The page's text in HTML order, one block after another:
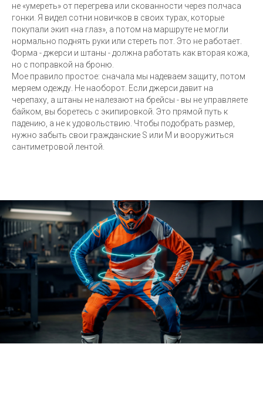
не «умереть» от перегрева или скованности через полчаса
гонки. Я видел сотни новичков в своих турах, которые
покупали экип «на глаз», а потом на маршруте не могли
нормально поднять руки или стереть пот. Это не работает.
Форма - джерси и штаны - должна работать как вторая кожа,
но с поправкой на броню.
Мое правило простое: сначала мы надеваем защиту, потом
меряем одежду. Не наоборот. Если джерси давит на
черепаху, а штаны не налезают на брейсы - вы не управляете
байком, вы боретесь с экипировкой. Это прямой путь к
падению, а не к удовольствию. Чтобы подобрать размер,
нужно забыть свои гражданские S или M и вооружиться
сантиметровой лентой.